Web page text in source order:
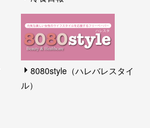
8080style（ハレバレスタイ
ル）